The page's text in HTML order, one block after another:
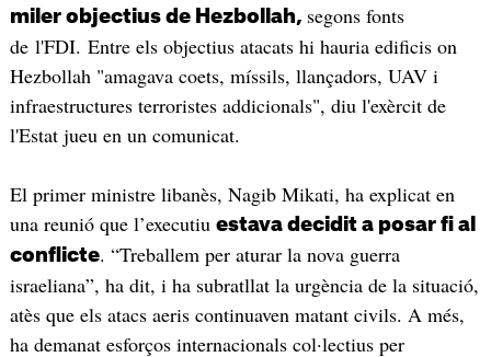
miler objectius de Hezbollah, segons fonts
de l'FDI. Entre els objectius atacats hi hauria edificis on
Hezbollah "amagava coets, míssils, llançadors, UAV i
infraestructures terroristes addicionals", diu l'exèrcit de
l'Estat jueu en un comunicat.
El primer ministre libanès, Nagib Mikati, ha explicat en
una reunió que l’executiu estava decidit a posar fi al
conflicte. “Treballem per aturar la nova guerra
israeliana”, ha dit, i ha subratllat la urgència de la situació,
atès que els atacs aeris continuaven matant civils. A més,
ha demanat esforços internacionals col·lectius per